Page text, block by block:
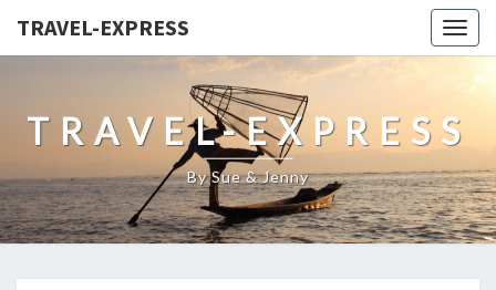
TRAVEL-EXPRESS
TRAVEL-EXPRESS
By Sue & Jenny